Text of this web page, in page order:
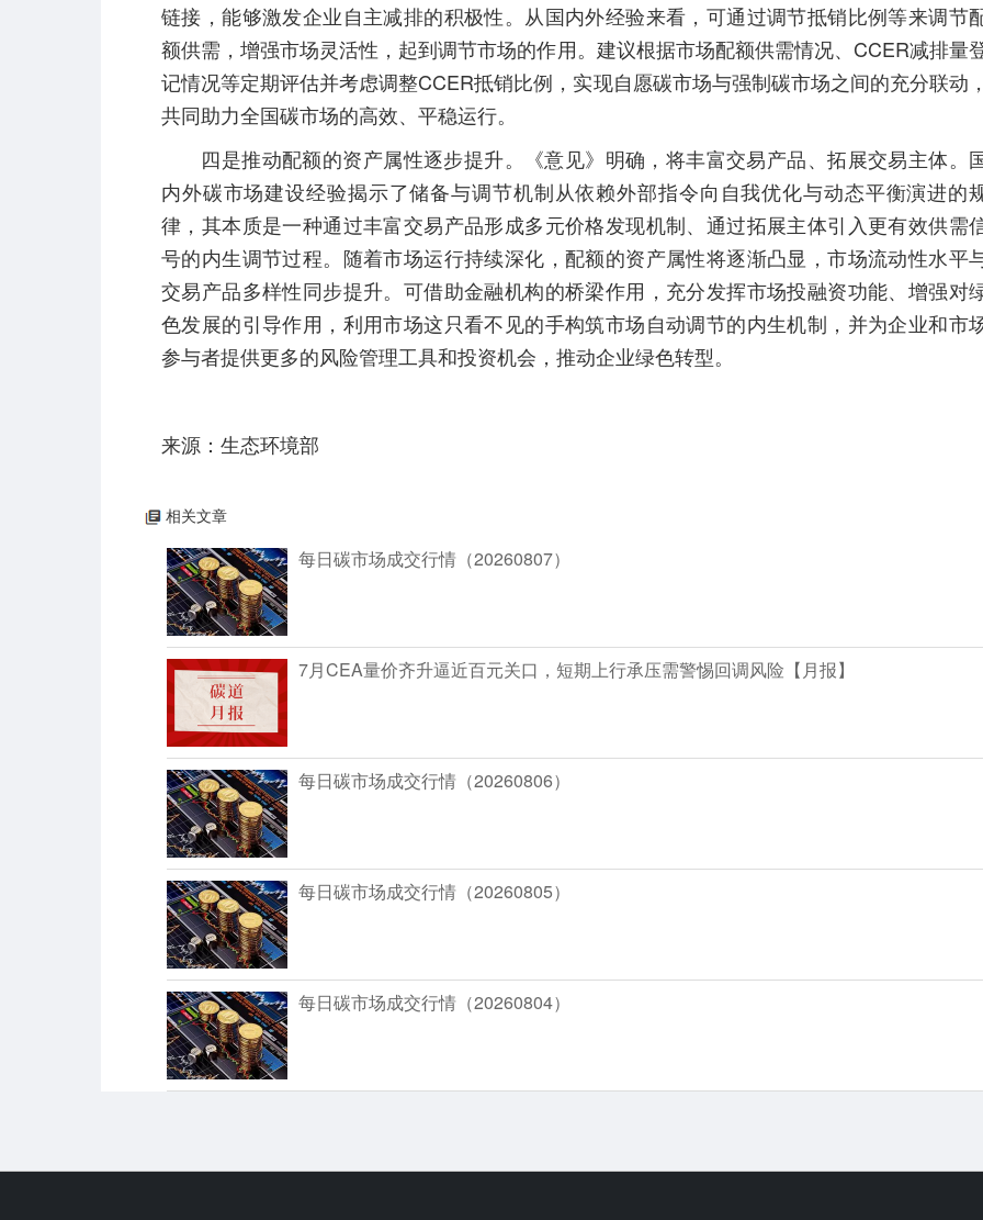
链接，能够激发企业自主减排的积极性。从国内外经验来看，可通过调节抵销比例等来调节
额供需，增强市场灵活性，起到调节市场的作用。建议根据市场配额供需情况、CCER减排量
记情况等定期评估并考虑调整CCER抵销比例，实现自愿碳市场与强制碳市场之间的充分联动，
共同助力全国碳市场的高效、平稳运行。
四是推动配额的资产属性逐步提升。《意见》明确，将丰富交易产品、拓展交易主体。
内外碳市场建设经验揭示了储备与调节机制从依赖外部指令向自我优化与动态平衡演进的
律，其本质是一种通过丰富交易产品形成多元价格发现机制、通过拓展主体引入更有效供需
号的内生调节过程。随着市场运行持续深化，配额的资产属性将逐渐凸显，市场流动性水平
交易产品多样性同步提升。可借助金融机构的桥梁作用，充分发挥市场投融资功能、增强对
色发展的引导作用，利用市场这只看不见的手构筑市场自动调节的内生机制，并为企业和市
参与者提供更多的风险管理工具和投资机会，推动企业绿色转型。
来源：生态环境部
相关文章
每日碳市场成交行情（20260807）
7月CEA量价齐升逼近百元关口，短期上行承压需警惕回调风险【月报】
每日碳市场成交行情（20260806）
每日碳市场成交行情（20260805）
每日碳市场成交行情（20260804）